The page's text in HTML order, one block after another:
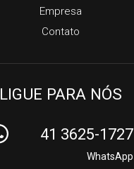
Empresa
Contato
LIGUE PARA NÓS
41 3625-1727
WhatsApp